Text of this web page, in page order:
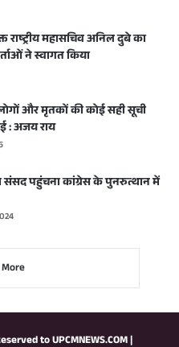
राष्ट्रीय महासचिव अनिल दुबे का
ने स्वागत किया
और मृतकों की कोई सही सूची
: अजय राय
संसद पहुंचना कांग्रेस के पुनरुत्थान में
toUPCMNEWS.COM|